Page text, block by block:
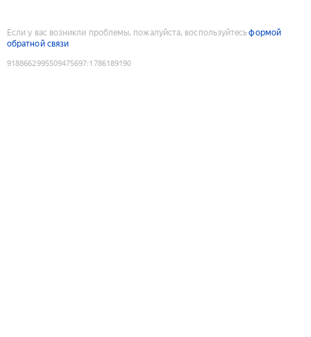
Если у вас возникли проблемы, пожалуйста, воспользуйтесьформой
обратной связи
9188662995509475697:1786189190